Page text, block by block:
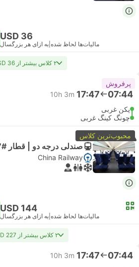
USD 36
مالیات‌ها لحاظ شده به ازای هر بزرگسال
۲ کلاس بیشتر از USD 36
پرفروش
07:44
17:47
10h 3m
پکن غربی
چونگ کینگ غربی
محبوب‌ترین کلاس
صندلی درجه دو | قطار #G1197
China Railway
USD 144
مالیات‌ها لحاظ شده به ازای هر بزرگسال
۲ کلاس بیشتر از USD 227
07:44
17:47
10h 3m